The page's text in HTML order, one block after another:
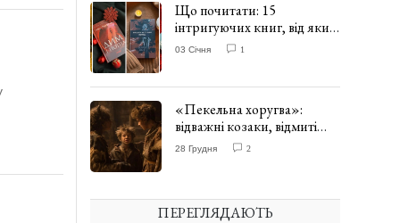
Що почитати: 15
інтригуючих книг, від яких
важко відірватись. ФОТО
03 Січня 1
«Пекельна хоругва»:
відважні козаки, відмиті
чорти та відчайдушний
28 Грудня 2
ПЕРЕГЛЯДАЮТЬ